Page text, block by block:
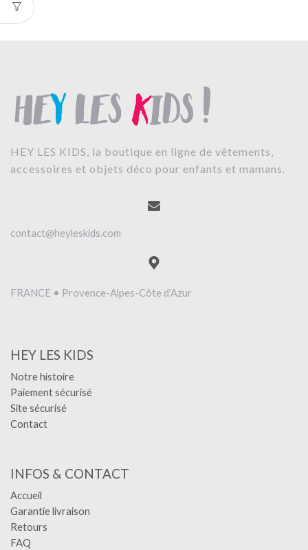
HEY LES KIDS, la boutique en ligne de vêtements,
accessoires et objets déco pour enfants et mamans.
contact@heyleskids.com
FRANCE • Provence-Alpes-Côte d'Azur
HEY LES KIDS
Notre histoire
Paiement sécurisé
Site sécurisé
Contact
INFOS & CONTACT
Accueil
Garantie livraison
Retours
FAQ